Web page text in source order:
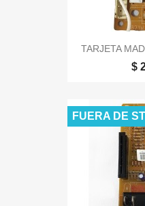
TARJETA
$
FUERA DE